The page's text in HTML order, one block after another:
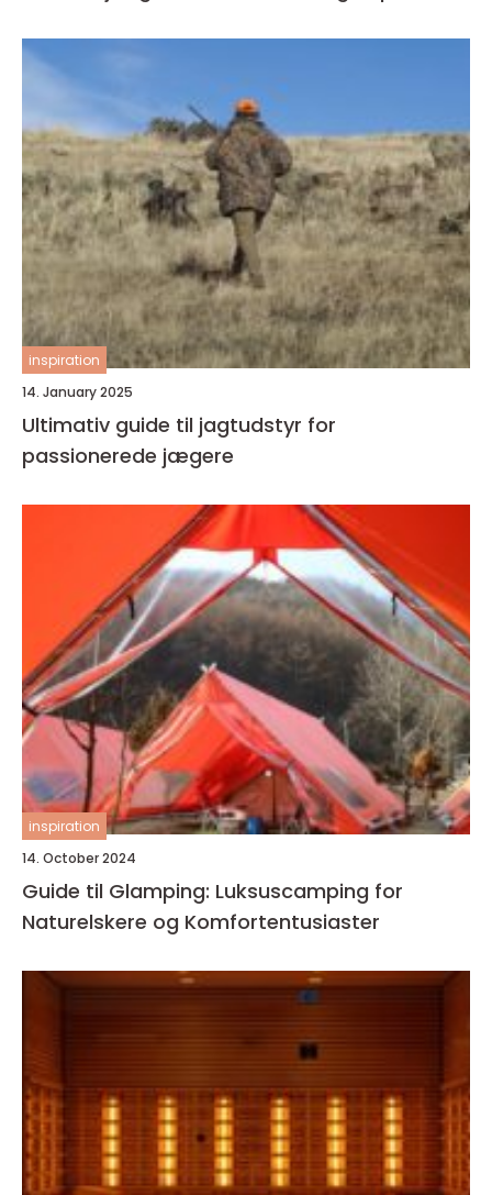
inspiration
14. January 2025
Ultimativ guide til jagtudstyr for
passionerede jægere
inspiration
14. October 2024
Guide til Glamping: Luksuscamping for
Naturelskere og Komfortentusiaster